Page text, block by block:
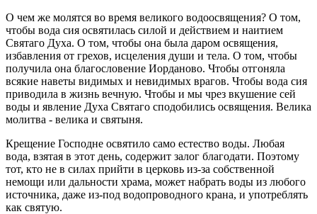
О чем же молятся во время великого водоосвящения? О том,
чтобы вода сия освятилась силой и действием и наитием
Святаго Духа. О том, чтобы она была даром освящения,
избавления от грехов, исцеления души и тела. О том, чтобы
получила она благословение Иорданово. Чтобы отгоняла
всякие наветы видимых и невидимых врагов. Чтобы вода сия
приводила в жизнь вечную. Чтобы и мы чрез вкушение сей
воды и явление Духа Святаго сподобились освящения. Велика
молитва - велика и святыня.
Крещение Господне освятило само естество воды. Любая
вода, взятая в этот день, содержит залог благодати. Поэтому
тот, кто не в силах прийти в церковь из-за собственной
немощи или дальности храма, может набрать воды из любого
источника, даже из-под водопроводного крана, и употреблять
как святую.